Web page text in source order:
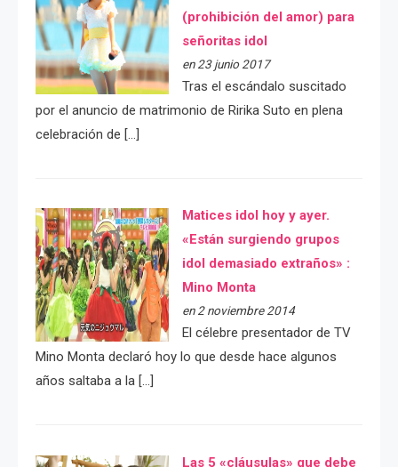
(prohibición del amor) para
señoritas idol
en 23 junio 2017
Tras el escándalo suscitado
por el anuncio de matrimonio de Ririka Suto en plena
celebración de […]
Matices idol hoy y ayer.
«Están surgiendo grupos
idol demasiado extraños» :
Mino Monta
en 2 noviembre 2014
El célebre presentador de TV
Mino Monta declaró hoy lo que desde hace algunos
años saltaba a la […]
Las 5 «cláusulas» que debe